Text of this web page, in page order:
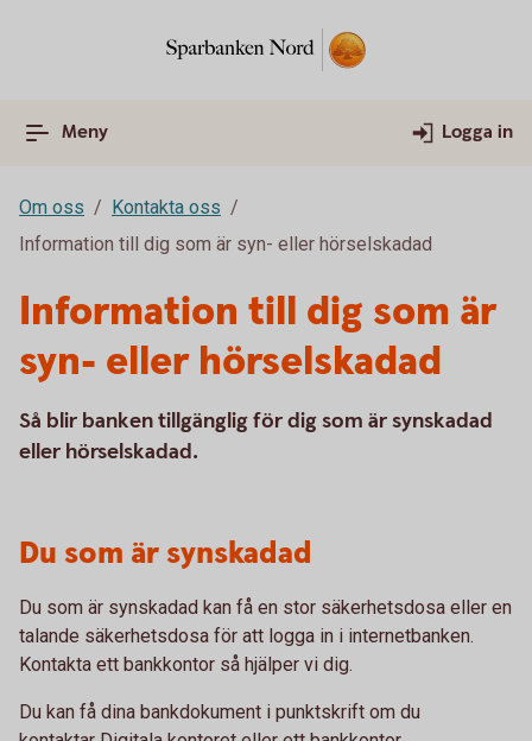
Meny Logga in
Om oss
Kontakta oss
Information till dig som är syn- eller hörselskadad
Information till dig som är
syn- eller hörselskadad
Så blir banken tillgänglig för dig som är synskadad
eller hörselskadad.
Du som är synskadad
Du som är synskadad kan få en stor säkerhetsdosa eller en
talande säkerhetsdosa för att logga in i internetbanken.
Kontakta ett bankkontor så hjälper vi dig.
Du kan få dina bankdokument i punktskrift om du